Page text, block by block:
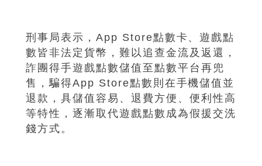
刑事局表示，App Store點數卡、遊戲點
數皆非法定貨幣，難以追查金流及返還，
詐團得手遊戲點數儲值至點數平台再兜
售，騙得App Store點數則在手機儲值並
退款，具儲值容易、退費方便、便利性高
等特性，逐漸取代遊戲點數成為假援交洗
錢方式。